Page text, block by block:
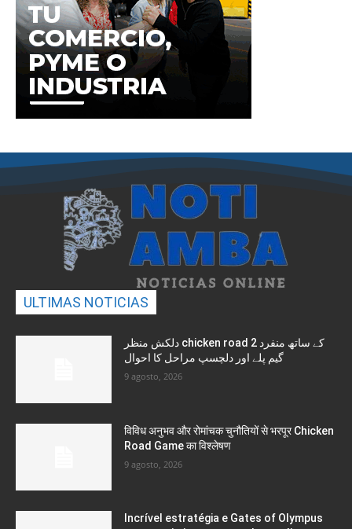
ULTIMAS NOTICIAS
دلکش منظر chicken road 2 کے ساتھ منفرد
گیم پلے اور دلچسپ مراحل کا احوال
9 agosto, 2026
विविध अनुभव और रोमांचक चुनौतियों से भरपूर Chicken
Road Game का विश्लेषण
9 agosto, 2026
Incrível estratégia e Gates of Olympus